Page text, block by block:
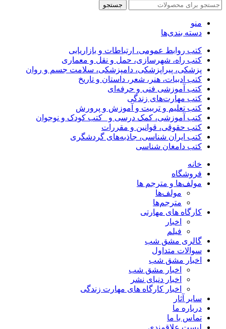
جستجو
منو
دسته بندی‌ها
کتب روابط عمومی، ارتباطات و بازاریابی
کتب راه، شهرسازی، حمل و نقل و معماری
پزشکی، پیراپزشکی، دامپزشکی، سلامت جسم و روان
کتب ادبیات، هنر، شعر، داستان و تاریخ
کتب آموزشی فنی و حرفه‌ای
کتب مهارت‌های زندگی
کتب تعلیم و تربیت و آموزش و پرورش
کتب آموزشی، کمک درسی و _کتب کودک و نوجوان
کتب حقوقی، قوانین و مقررات
کتب ایران شناسی، جاذبه‌های گردشگری
کتب دامغان شناسی
خانه
فروشگاه
مولف‌ها و مترجم ها
مولف‌ها
مترجم‌ها
کارگاه های مهارتی
اخبار
فیلم
گالری مشق شب
سوالات متداول
اخبار مشق شب
اخبار مشق شب
اخبار دنیای نشر
اخبار کارگاه های مهارت زندگی
سایر آثار
درباره ما
تماس با ما
لیست علاقمندی